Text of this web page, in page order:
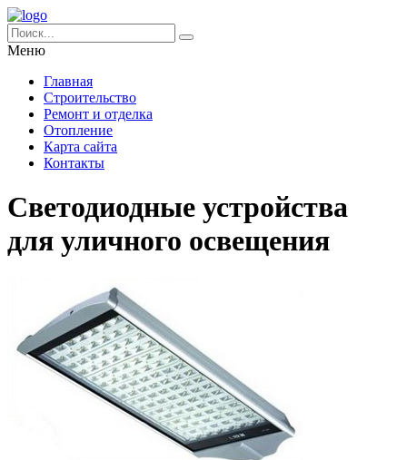
Меню
Главная
Строительство
Ремонт и отделка
Отопление
Карта сайта
Контакты
Светодиодные устройства
для уличного освещения